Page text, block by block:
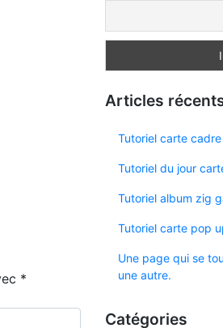
*
Articles
Tutoriel carte cadre
Tutoriel du jour
Tutoriel album zig
Tutoriel carte pop
Une page qui se
une autre.
Catégories